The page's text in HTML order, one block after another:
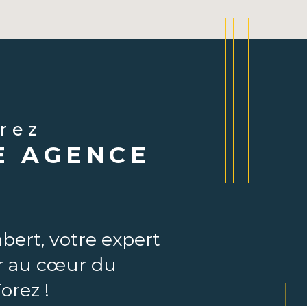
AGENCE
votre expert
au cœur du
!